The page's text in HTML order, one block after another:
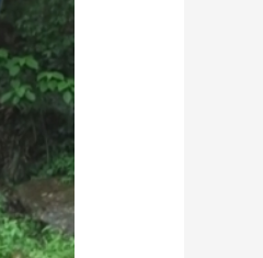
产业+
央央好物